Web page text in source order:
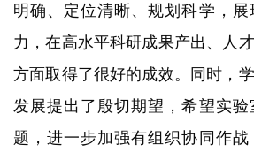
明确、定位清晰、规划科学，
力，在高水平科研成果产出、人
方面取得了很好的成效。同时，
发展提出了殷切期望，希望实
题，进一步加强有组织协同作